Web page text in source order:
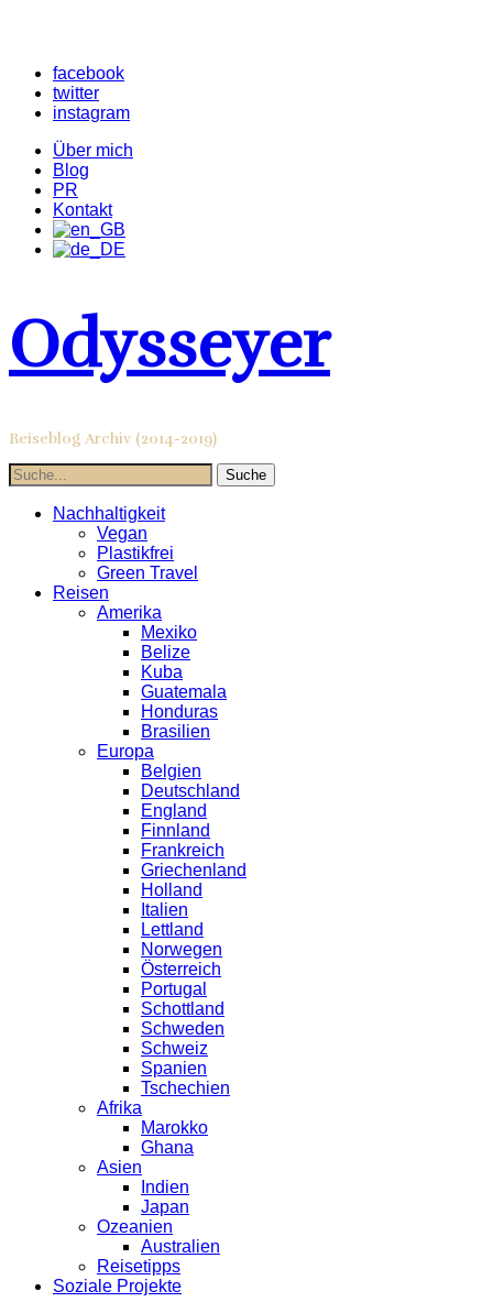
facebook
twitter
instagram
Über mich
Blog
PR
Kontakt
Odysseyer
Reiseblog Archiv (2014-2019)
Nachhaltigkeit
Vegan
Plastikfrei
Green Travel
Reisen
Amerika
Mexiko
Belize
Kuba
Guatemala
Honduras
Brasilien
Europa
Belgien
Deutschland
England
Finnland
Frankreich
Griechenland
Holland
Italien
Lettland
Norwegen
Österreich
Portugal
Schottland
Schweden
Schweiz
Spanien
Tschechien
Afrika
Marokko
Ghana
Asien
Indien
Japan
Ozeanien
Australien
Reisetipps
Soziale Projekte